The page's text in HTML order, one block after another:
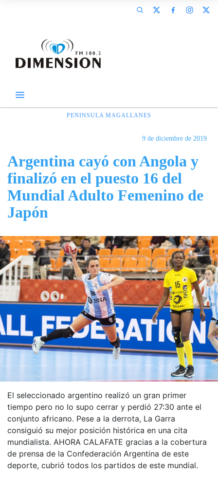
PENINSULA MAGALLANES
9 de diciembre de 2019
Argentina cayó con Angola y
finalizó en el puesto 16 del
Mundial Adulto Femenino de
Japón
El seleccionado argentino realizó un gran primer
tiempo pero no lo supo cerrar y perdió 27:30 ante el
conjunto africano. Pese a la derrota, La Garra
consiguió su mejor posición histórica en una cita
mundialista. AHORA CALAFATE gracias a la cobertura
de prensa de la Confederación Argentina de este
deporte, cubrió todos los partidos de este mundial.